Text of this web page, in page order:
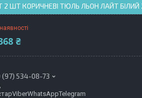
ШТ КОРИЧНЕВІ ТЮЛЬ ЛЬОН ЛАЙТ БІЛИЙ
₴
(97) 534-08-73